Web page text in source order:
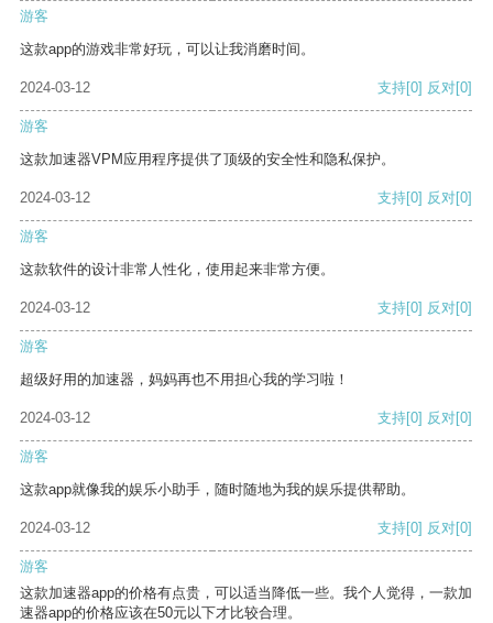
游客
这款app的游戏非常好玩，可以让我消磨时间。
2024-03-12 支持[0] 反对[0]
游客
这款加速器VPM应用程序提供了顶级的安全性和隐私保护。
2024-03-12 支持[0] 反对[0]
游客
这款软件的设计非常人性化，使用起来非常方便。
2024-03-12 支持[0] 反对[0]
游客
超级好用的加速器，妈妈再也不用担心我的学习啦！
2024-03-12 支持[0] 反对[0]
游客
这款app就像我的娱乐小助手，随时随地为我的娱乐提供帮助。
2024-03-12 支持[0] 反对[0]
游客
这款加速器app的价格有点贵，可以适当降低一些。我个人觉得，一款加
速器app的价格应该在50元以下才比较合理。